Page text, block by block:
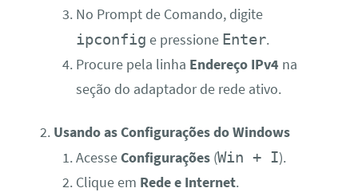
No Prompt de Comando, digite
ipconfig e pressione Enter.
Procure pela linha Endereço IPv4 na
seção do adaptador de rede ativo.
Usando as Configurações do Windows
AcesseConfigurações (Win + I).
Clique em Rede e Internet.